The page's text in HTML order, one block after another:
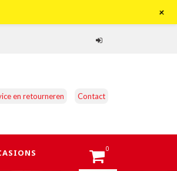
en retourneren Contact
0
+